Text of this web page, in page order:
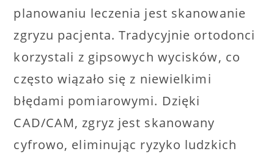
planowaniu leczenia jest skanowanie
zgryzu pacjenta. Tradycyjnie ortodonci
korzystali z gipsowych wycisków, co
często wiązało się z niewielkimi
błędami pomiarowymi. Dzięki
CAD/CAM, zgryz jest skanowany
cyfrowo, eliminując ryzyko ludzkich